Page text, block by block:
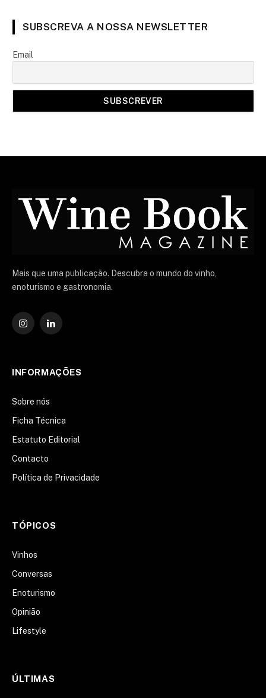
SUBSCREVA A NOSSA NEWSLETTER
Email
Mais que uma publicação. Descubra o mundo do vinho,
enoturismo e gastronomia.
Instagram
O
INFORMAÇÕES
Sobre nós
Ficha Técnica
Estatuto Editorial
Contacto
Política de Privacidade
TÓPICOS
Vinhos
Conversas
Enoturismo
Opinião
Lifestyle
ÚLTIMAS